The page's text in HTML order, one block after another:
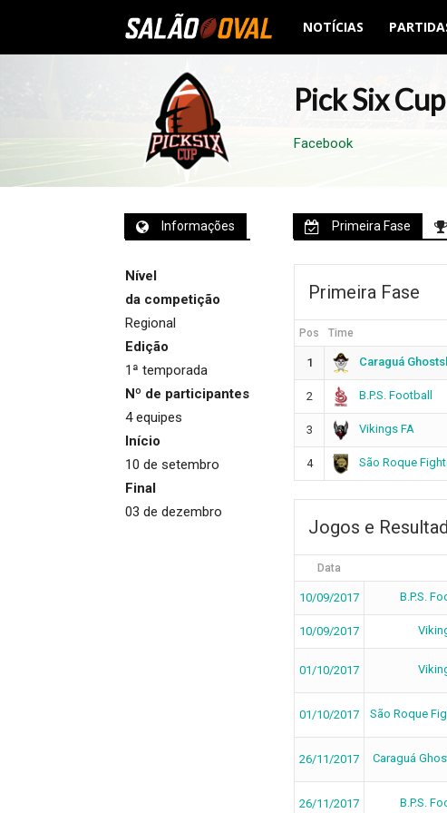
Salão
NOTÍCIAS
Pick Six Cup
Facebook
Informações
Nível
da competição
Regional
Edição
1ª temporada
Nº de participantes
4 equipes
Início
10 de setembro
Final
03 de dezembro
Primeira Fase
Primeira Fase
Pos Time
1 Caraguá
2 B.P.S. Football
3 Vikings FA
4 São Roque
Jogos e
Data
10/09/2017 B.P.S.
10/09/2017
01/10/2017
01/10/2017 São Roque
26/11/2017 Caraguá
26/11/2017 B.P.S.